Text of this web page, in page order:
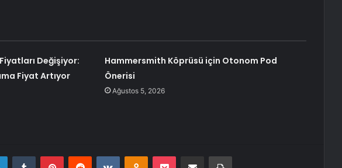
Değişiyor:
Fiyat Artıyor
Hammersmith Köprüsü için Otonom Pod
Önerisi
Ağustos 5, 2026
LinkedInTumblr PinterestReddit VKontakteOdnoklassniki
Pocket E-Posta ile paylaş Yazdır